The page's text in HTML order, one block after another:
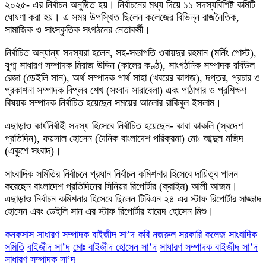
২০২৫- এর নির্বাচন অনুষ্ঠিত হয়। নির্বাচনের মধ্য দিয়ে ১১ সদস্যবিশিষ্ট কমিটি
ঘোষণা করা হয়। এ সময় উপস্থিত ছিলেন কলেজের বিভিন্ন রাজনৈতিক,
সামাজিক ও সাংস্কৃতিক সংগঠনের নেতাকর্মী।
নির্বাচিত অন্যান্য সদস্যরা হলেন, সহ-সভাপতি ওবায়দুর রহমান (মর্নিং পোস্ট),
যুগ্ম সাধারণ সম্পাদক মিরাজ উদ্দিন (কালের কণ্ঠ), সাংগঠনিক সম্পাদক রবিউল
রেজা (ডেইলি সান), অর্থ সম্পাদক পার্থ সাহা (খবরের কাগজ), দপ্তর, প্রচার ও
প্রকাশনা সম্পাদক বিপ্লব শেখ (সংবাদ সারাবেলা) এবং পাঠাগার ও প্রশিক্ষণ
বিষয়ক সম্পাদক নির্বাচিত হয়েছেন সময়ের আলোর রাকিবুল ইসলাম।
এছাড়াও কার্যনির্বাহী সদস্য হিসেবে নির্বাচিত হয়েছেন- কাবা কাকলি (স্বদেশ
প্রতিদিন), ফয়সাল হোসেন (দৈনিক বাংলাদেশ পরিক্রমা) মোঃ আব্দুল মজিদ
(একুশে সংবাদ)।
সাংবাদিক সমিতির নির্বাচনে প্রধান নির্বাচন কমিশনার হিসেবে দায়িত্ব পালন
করেছেন বাংলাদেশ প্রতিদিনের সিনিয়র রিপোর্টার (ক্রাইম) আলী আজম।
এছাড়াও নির্বাচন কমিশনার হিসেবে ছিলেন টিবিএন ২৪ এর স্টাফ রিপোর্টার সাজ্জাদ
হোসেন এবং ডেইলি সান এর স্টাফ রিপোর্টার যায়েদ হোসেন মিশু।
কনকসাস সাধারণ সম্পাদক বাইজীদ সা’দ কবি নজরুল সরকারি কলেজ সাংবাদিক
সমিতি বাইজীদ সা’দ মোঃ বাইজীদ হোসেন সা’দ সাধারণ সম্পাদক বাইজীদ সা’দ
সাধারণ সম্পাদক সা’দ